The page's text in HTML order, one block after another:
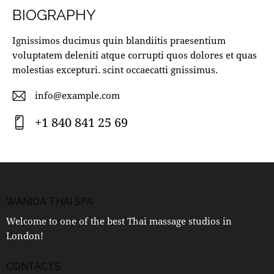
BIOGRAPHY
Ignissimos ducimus quin blandiitis praesentium
voluptatem deleniti atque corrupti quos dolores et quas
molestias excepturi. scint occaecatti gnissimus.
E-
m
:
info@example.com
+1 840 841 25 69
WANIDA THAI SPA
Welcome to one of the best Thai massage studios in
London!
CONTACTS